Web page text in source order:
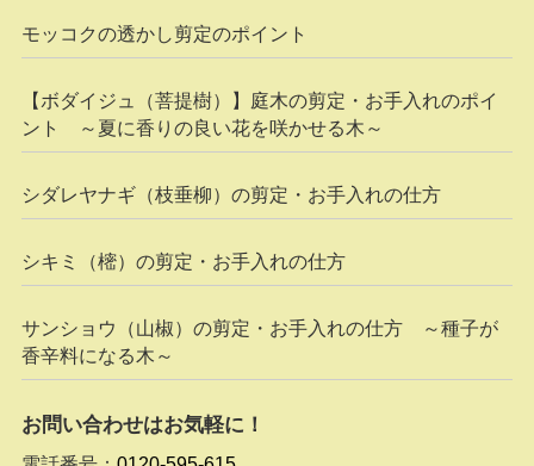
モッコクの透かし剪定のポイント
【ボダイジュ（菩提樹）】庭木の剪定・お手入れのポイ
ント ～夏に香りの良い花を咲かせる木～
シダレヤナギ（枝垂柳）の剪定・お手入れの仕方
シキミ（樒）の剪定・お手入れの仕方
サンショウ（山椒）の剪定・お手入れの仕方 ～種子が
香辛料になる木～
お問い合わせはお気軽に！